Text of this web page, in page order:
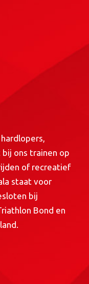
ons trainen op
of recreatief
staat voor
bij
Bond en
.